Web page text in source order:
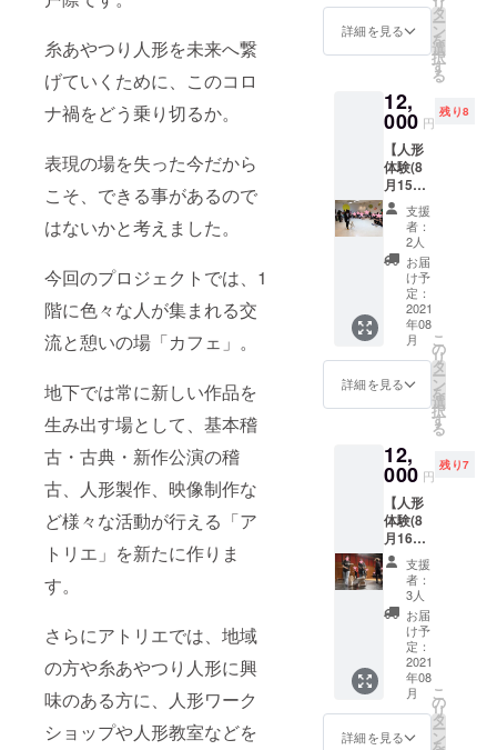
糸あやつり人形を未来へ繋
げていくために、このコロ
ナ禍をどう乗り切るか。
表現の場を失った今だから
こそ、できる事があるので
はないかと考えました。
今回のプロジェクトでは、1
階に色々な人が集まれる交
流と憩いの場「カフェ」。
地下では常に新しい作品を
生み出す場として、基本稽
古・古典・新作公演の稽
古、人形製作、映像制作な
ど様々な活動が行える「ア
トリエ」を新たに作りま
す。
さらにアトリエでは、地域
の方や糸あやつり人形に興
味のある方に、人形ワーク
ショップや人形教室などを
策を徹
底し、
す。 後
日お送
りする
ご案内
メール
に記載
する感
染防止
策を必
ずお読
み頂き
ご参加
下さ
い。
にお入
りいた
解説を
行いま
す。 上
演後、
支援者
の方の
み、人
形・人
形遣い
と撮影
会を行
いま
す。 換
気や消
毒など
策を徹
底し、
す。 後
日お送
りする
ご案内
メール
に記載
する感
染防止
策を必
ずお読
み頂き
ご参加
下さ
い。
※お食事
券はお
効期
限：令
和3年9
月～令
和4年9
月
付き又
はお食
事券無
し」を
お選び
頂いた
場合、
ご支援
の多く
をプロ
ジェク
ト費用
に充て
させて
頂きま
す。皆
さまの
お気持
ちを頂
備考欄
に、
ホーム
ページ
掲載用
にご希
望のお
名前を
ご記入
くださ
い ※オ
プショ
ンでお
食事券
付き又
をお選
備考欄
に、
ホーム
ページ
にご希
望のお
名前を
ご記入
くださ
い ・オ
ンライ
ンでの
人形講
座 ※
開催日
時は8月
22日
(日)と
23日
(月)の
14時を
プショ
ンにて
ご希望
の日時
をお選
びくだ
さい
※お申込
みいた
だいた
方に、
限定公
開用の
URLを
お送り
します
※限定
詳細を見る
タ
ー
ン
を
選
択
す
る
12,
000 円
残り8
【人形
体験(8
月15日)
コー
ス】 ・
お礼
メール
・ホー
ムペー
ジにお
名前掲
載 ※
備考欄
に、
ホーム
ページ
にご希
望のお
名前を
ご記入
くださ
い ・ア
トリエ
にて人
形操作
体験
※基本は
大人1名
様での
ご参加
です
が、高
校生以
支援
者：
2人
お届
け予
定：
2021
年08
月
詳細を見る
こ
の
リ
タ
ー
ン
を
選
択
す
る
12,
000 円
残り7
【人形
体験(8
月16日)
コー
ス】 ・
お礼
メール
・ホー
ムペー
ジにお
名前掲
載 ※
備考欄
に、
支援
者：
3人
お届
け予
定：
2021
年08
月
詳細を見る
こ
の
リ
タ
ー
ン